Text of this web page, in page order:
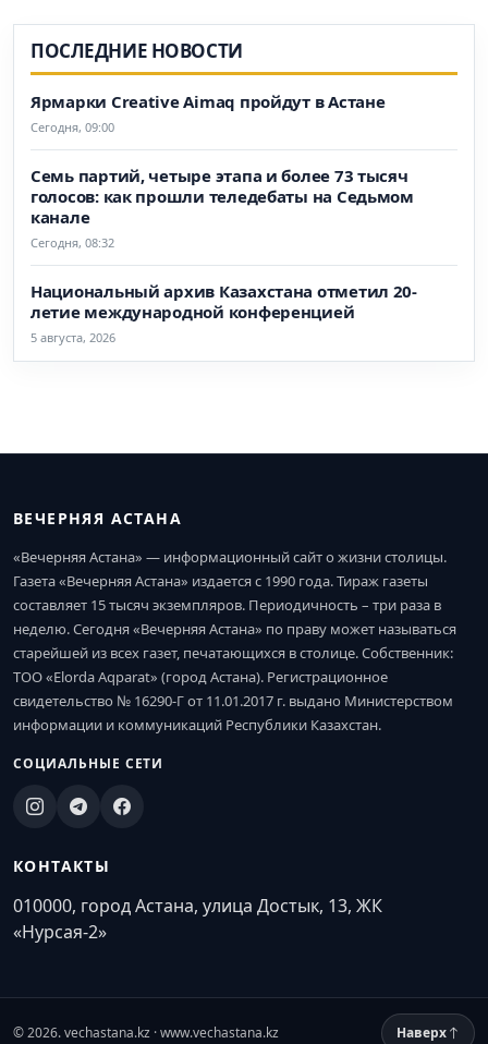
ПОСЛЕДНИЕ НОВОСТИ
Ярмарки Creative Aimaq пройдут в Астане
Сегодня, 09:00
Семь партий, четыре этапа и более 73 тысяч
голосов: как прошли теледебаты на Седьмом
канале
Сегодня, 08:32
Национальный архив Казахстана отметил 20-
летие международной конференцией
5 августа, 2026
ВЕЧЕРНЯЯ АСТАНА
«Вечерняя Астана» — информационный сайт о жизни столицы.
Газета «Вечерняя Астана» издается с 1990 года. Тираж газеты
составляет 15 тысяч экземпляров. Периодичность – три раза в
неделю. Сегодня «Вечерняя Астана» по праву может называться
старейшей из всех газет, печатающихся в столице. Собственник:
ТОО «Elorda Aqparat» (город Астана). Регистрационное
свидетельство № 16290-Г от 11.01.2017 г. выдано Министерством
информации и коммуникаций Республики Казахстан.
СОЦИАЛЬНЫЕ СЕТИ
КОНТАКТЫ
010000, город Астана, улица Достык, 13, ЖК
«Нурсая-2»
© 2026. vechastana.kz · www.vechastana.kz Наверх